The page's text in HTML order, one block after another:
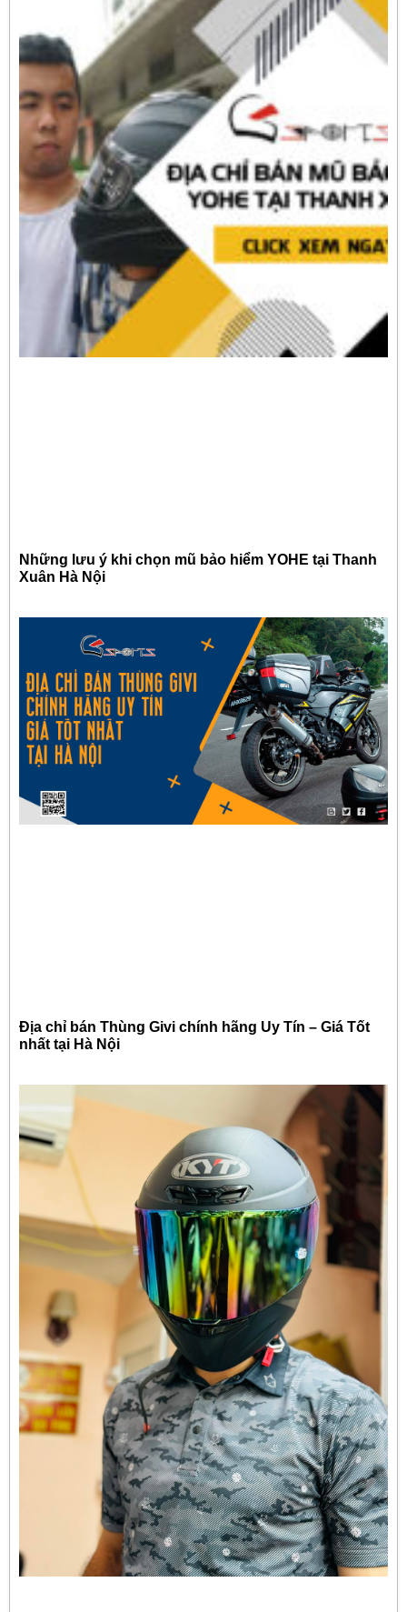
Những lưu ý khi chọn mũ bảo hiểm YOHE tại Thanh
Xuân Hà Nội
Địa chỉ bán Thùng Givi chính hãng Uy Tín – Giá Tốt
nhất tại Hà Nội